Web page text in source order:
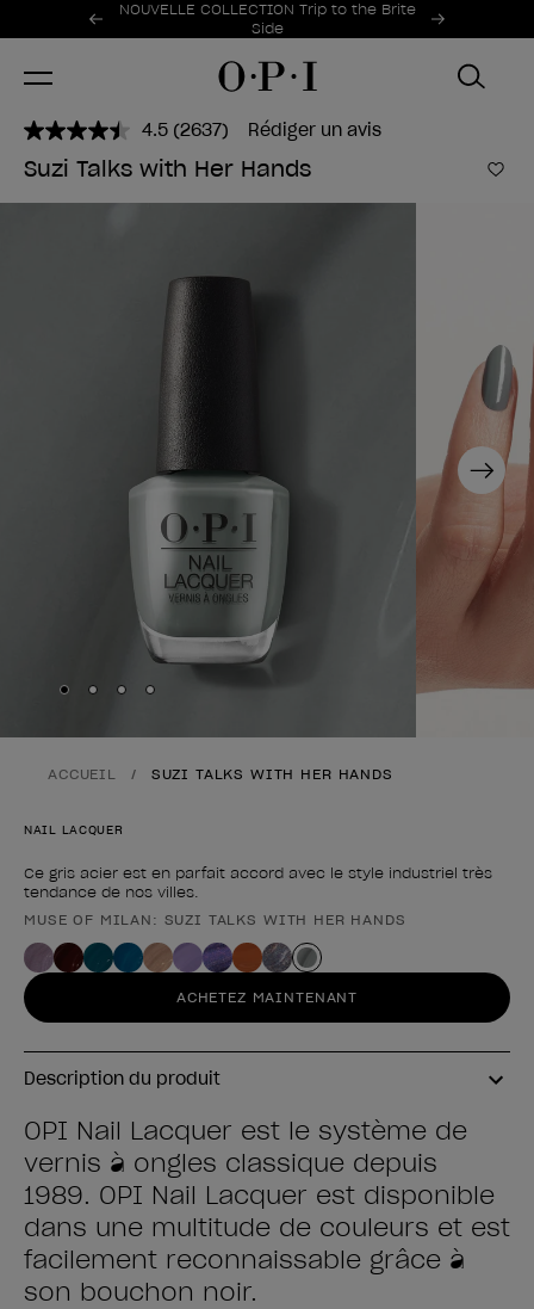
Offres promotionnelles
NOUVELLE COLLECTION Trip to the Brite
Side
Item 1 of 2
4.5 Lire
2637
avis.
page.
(2637) Rédiger un avis
Suzi Talks with Her Hands
Next
Skip to slide
Skip to slide
Skip to slide
Skip to slide
ACCUEIL SUZI TALKS WITH HER HANDS
NAIL LACQUER
Ce gris acier est en parfait accord avec le style industriel très
tendance de nos villes.
Forme du produit
MUSE OF MILAN: SUZI TALKS WITH HER HANDS
ACHETEZ MAINTENANT
Description du produit
OPI Nail Lacquer est le système de
vernis à ongles classique depuis
1989. OPI Nail Lacquer est disponible
dans une multitude de couleurs et est
facilement reconnaissable grâce à
son bouchon noir.